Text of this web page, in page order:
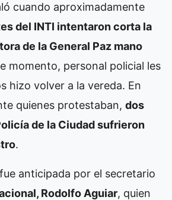
cuando aproximadamente
del INTI intentaron corta la
de la General Paz mano
momento, personal policial les
hizo volver a la vereda. En
quienes protestaban, dos
de la Ciudad sufrieron
.
anticipada por el secretario
Rodolfo Aguiar, quien